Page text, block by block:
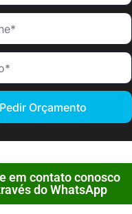
Pedir Orçamento
em contato conosco
do WhatsApp